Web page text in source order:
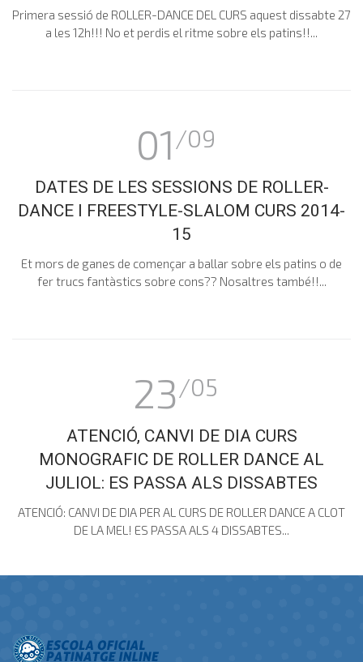
Primera sessió de ROLLER-DANCE DEL CURS aquest dissabte 27
a les 12h!!! No et perdis el ritme sobre els patins!!...
01 /09
DATES DE LES SESSIONS DE ROLLER-
DANCE I FREESTYLE-SLALOM CURS 2014-
15
Et mors de ganes de començar a ballar sobre els patins o de
fer trucs fantàstics sobre cons?? Nosaltres també!!...
23/05
ATENCIÓ, CANVI DE DIA CURS
MONOGRAFIC DE ROLLER DANCE AL
JULIOL: ES PASSA ALS DISSABTES
ATENCIÓ: CANVI DE DIA PER AL CURS DE ROLLER DANCE A CLOT
DE LA MEL! ES PASSA ALS 4 DISSABTES...